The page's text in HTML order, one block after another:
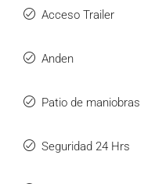
Acceso Trailer
Anden
Patio de maniobras
Seguridad 24 Hrs